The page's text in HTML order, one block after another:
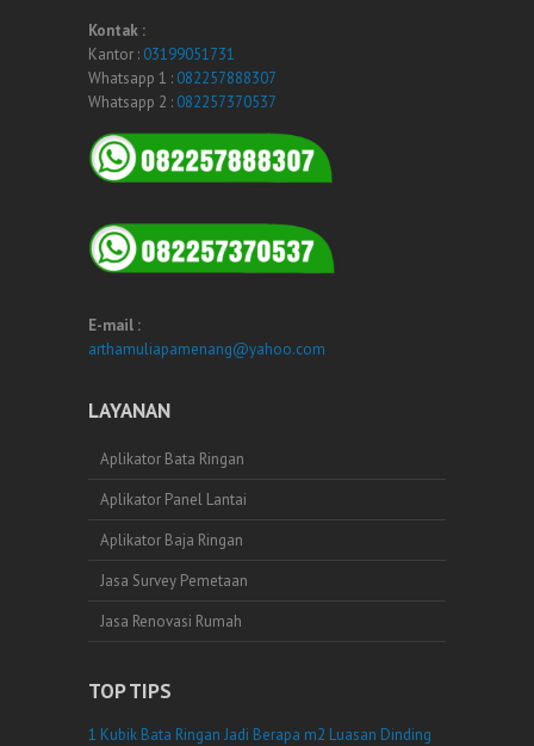
Kontak :
Kantor : 03199051731
Whatsapp 1 : 082257888307
Whatsapp 2 : 082257370537
E-mail :
arthamuliapamenang@yahoo.com
LAYANAN
Aplikator Bata Ringan
Aplikator Panel Lantai
Aplikator Baja Ringan
Jasa Survey Pemetaan
Jasa Renovasi Rumah
TOP TIPS
1 Kubik Bata Ringan Jadi Berapa m2 Luasan Dinding